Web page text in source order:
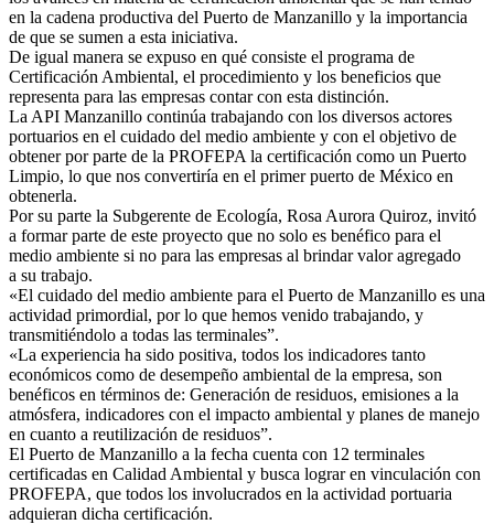
en la cadena productiva del Puerto de Manzanillo y la importancia
de que se sumen a esta iniciativa.
De igual manera se expuso en qué consiste el programa de
Certificación Ambiental, el procedimiento y los beneficios que
representa para las empresas contar con esta distinción.
La API Manzanillo continúa trabajando con los diversos actores
portuarios en el cuidado del medio ambiente y con el objetivo de
obtener por parte de la PROFEPA la certificación como un Puerto
Limpio, lo que nos convertiría en el primer puerto de México en
obtenerla.
Por su parte la Subgerente de Ecología, Rosa Aurora Quiroz, invitó
a formar parte de este proyecto que no solo es benéfico para el
medio ambiente si no para las empresas al brindar valor agregado
a su trabajo.
«El cuidado del medio ambiente para el Puerto de Manzanillo es una
actividad primordial, por lo que hemos venido trabajando, y
transmitiéndolo a todas las terminales”.
«La experiencia ha sido positiva, todos los indicadores tanto
económicos como de desempeño ambiental de la empresa, son
benéficos en términos de: Generación de residuos, emisiones a la
atmósfera, indicadores con el impacto ambiental y planes de manejo
en cuanto a reutilización de residuos”.
El Puerto de Manzanillo a la fecha cuenta con 12 terminales
certificadas en Calidad Ambiental y busca lograr en vinculación con
PROFEPA, que todos los involucrados en la actividad portuaria
adquieran dicha certificación.